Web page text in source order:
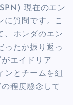
現在のエン
に質問です。こ
、ホンダのエン
ったか振り返っ
エイドリア
ンとチームを組
程度懸念して